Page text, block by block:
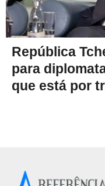
República
para
que está por